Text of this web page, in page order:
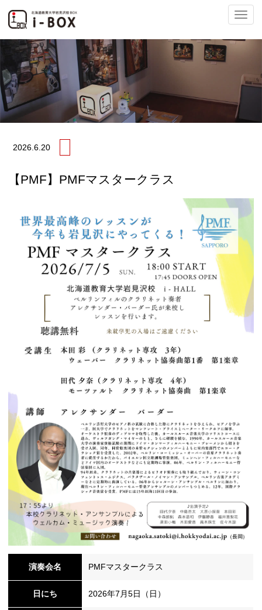
ナ
ビ
ー
ョ
切
2026. 6.20
【PMF】PMFマスタークラス
演奏会名 PMFマスタークラス
日にち 2026年7月5日（日）